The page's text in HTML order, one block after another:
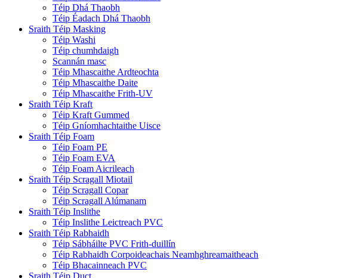
Téip Dhá Thaobh
Téip Éadach Dhá Thaobh
Sraith Téip Masking
Téip Washi
Téip chumhdaigh
Scannán masc
Téip Mhascaithe Ardteochta
Téip Mhascaithe Daite
Téip Mhascaithe Frith-UV
Sraith Téip Kraft
Téip Kraft Gummed
Téip Gníomhachtaithe Uisce
Sraith Téip Foam
Téip Foam PE
Téip Foam EVA
Téip Foam Aicrileach
Sraith Téip Scragall Miotail
Téip Scragall Copar
Téip Scragall Alúmanam
Sraith Téip Inslithe
Téip Inslithe Leictreach PVC
Sraith Téip Rabhaidh
Téip Sábháilte PVC Frith-duillín
Téip Rabhaidh Corpoideachais Neamhghreamaitheach
Téip Bhacainneach PVC
Sraith Téip Duct